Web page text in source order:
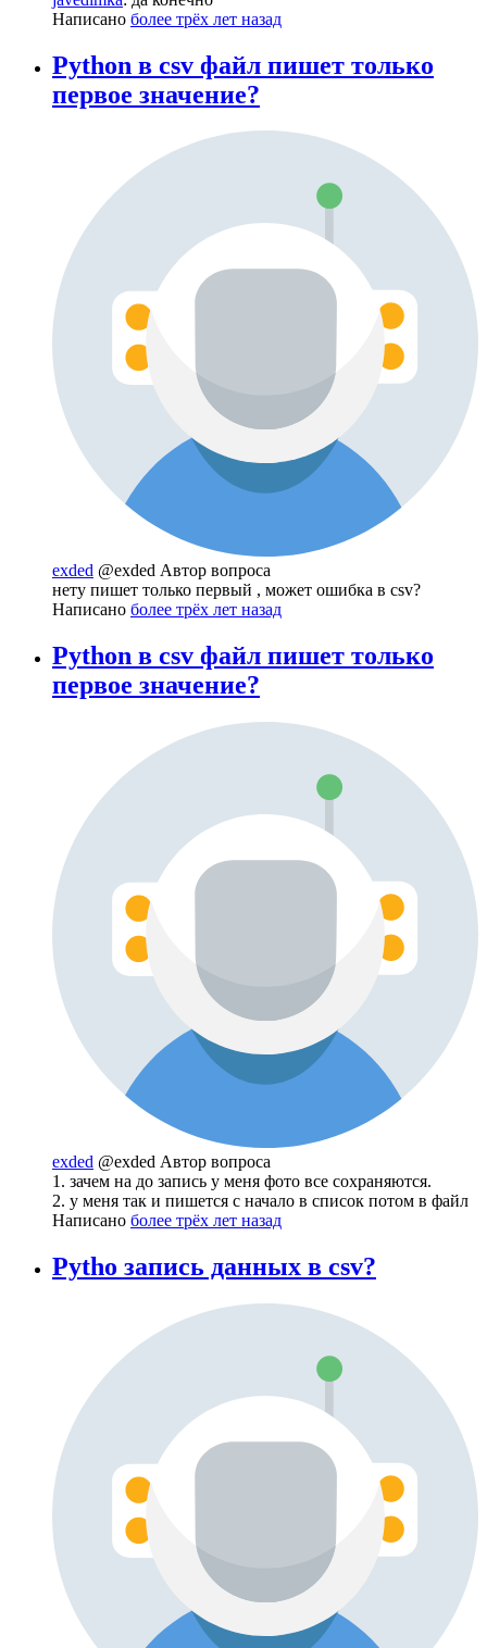
Написано более трёх лет назад
Python в csv файл пишет только
первое значение?
exded @exded Автор вопроса
нету пишет только первый , может ошибка в csv?
Написано более трёх лет назад
Python в csv файл пишет только
первое значение?
exded @exded Автор вопроса
1. зачем на до запись у меня фото все сохраняются.
2. у меня так и пишется с начало в список потом в файл
Написано более трёх лет назад
Pytho запись данных в csv?